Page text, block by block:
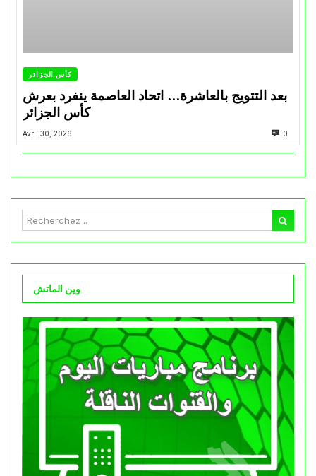
كأس الجزائر
بعد التتويج بالعاشرة… اتحاد العاصمة ينفرد بعرش
كأس الجزائر
Avril 30, 2026 0
وين الماتش